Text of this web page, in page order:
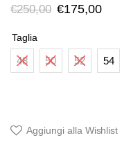
€250,00 Il
originale
era:
€175,00Il
è:
Taglia
48 50 52 54
Aggiungi alla Wishlist